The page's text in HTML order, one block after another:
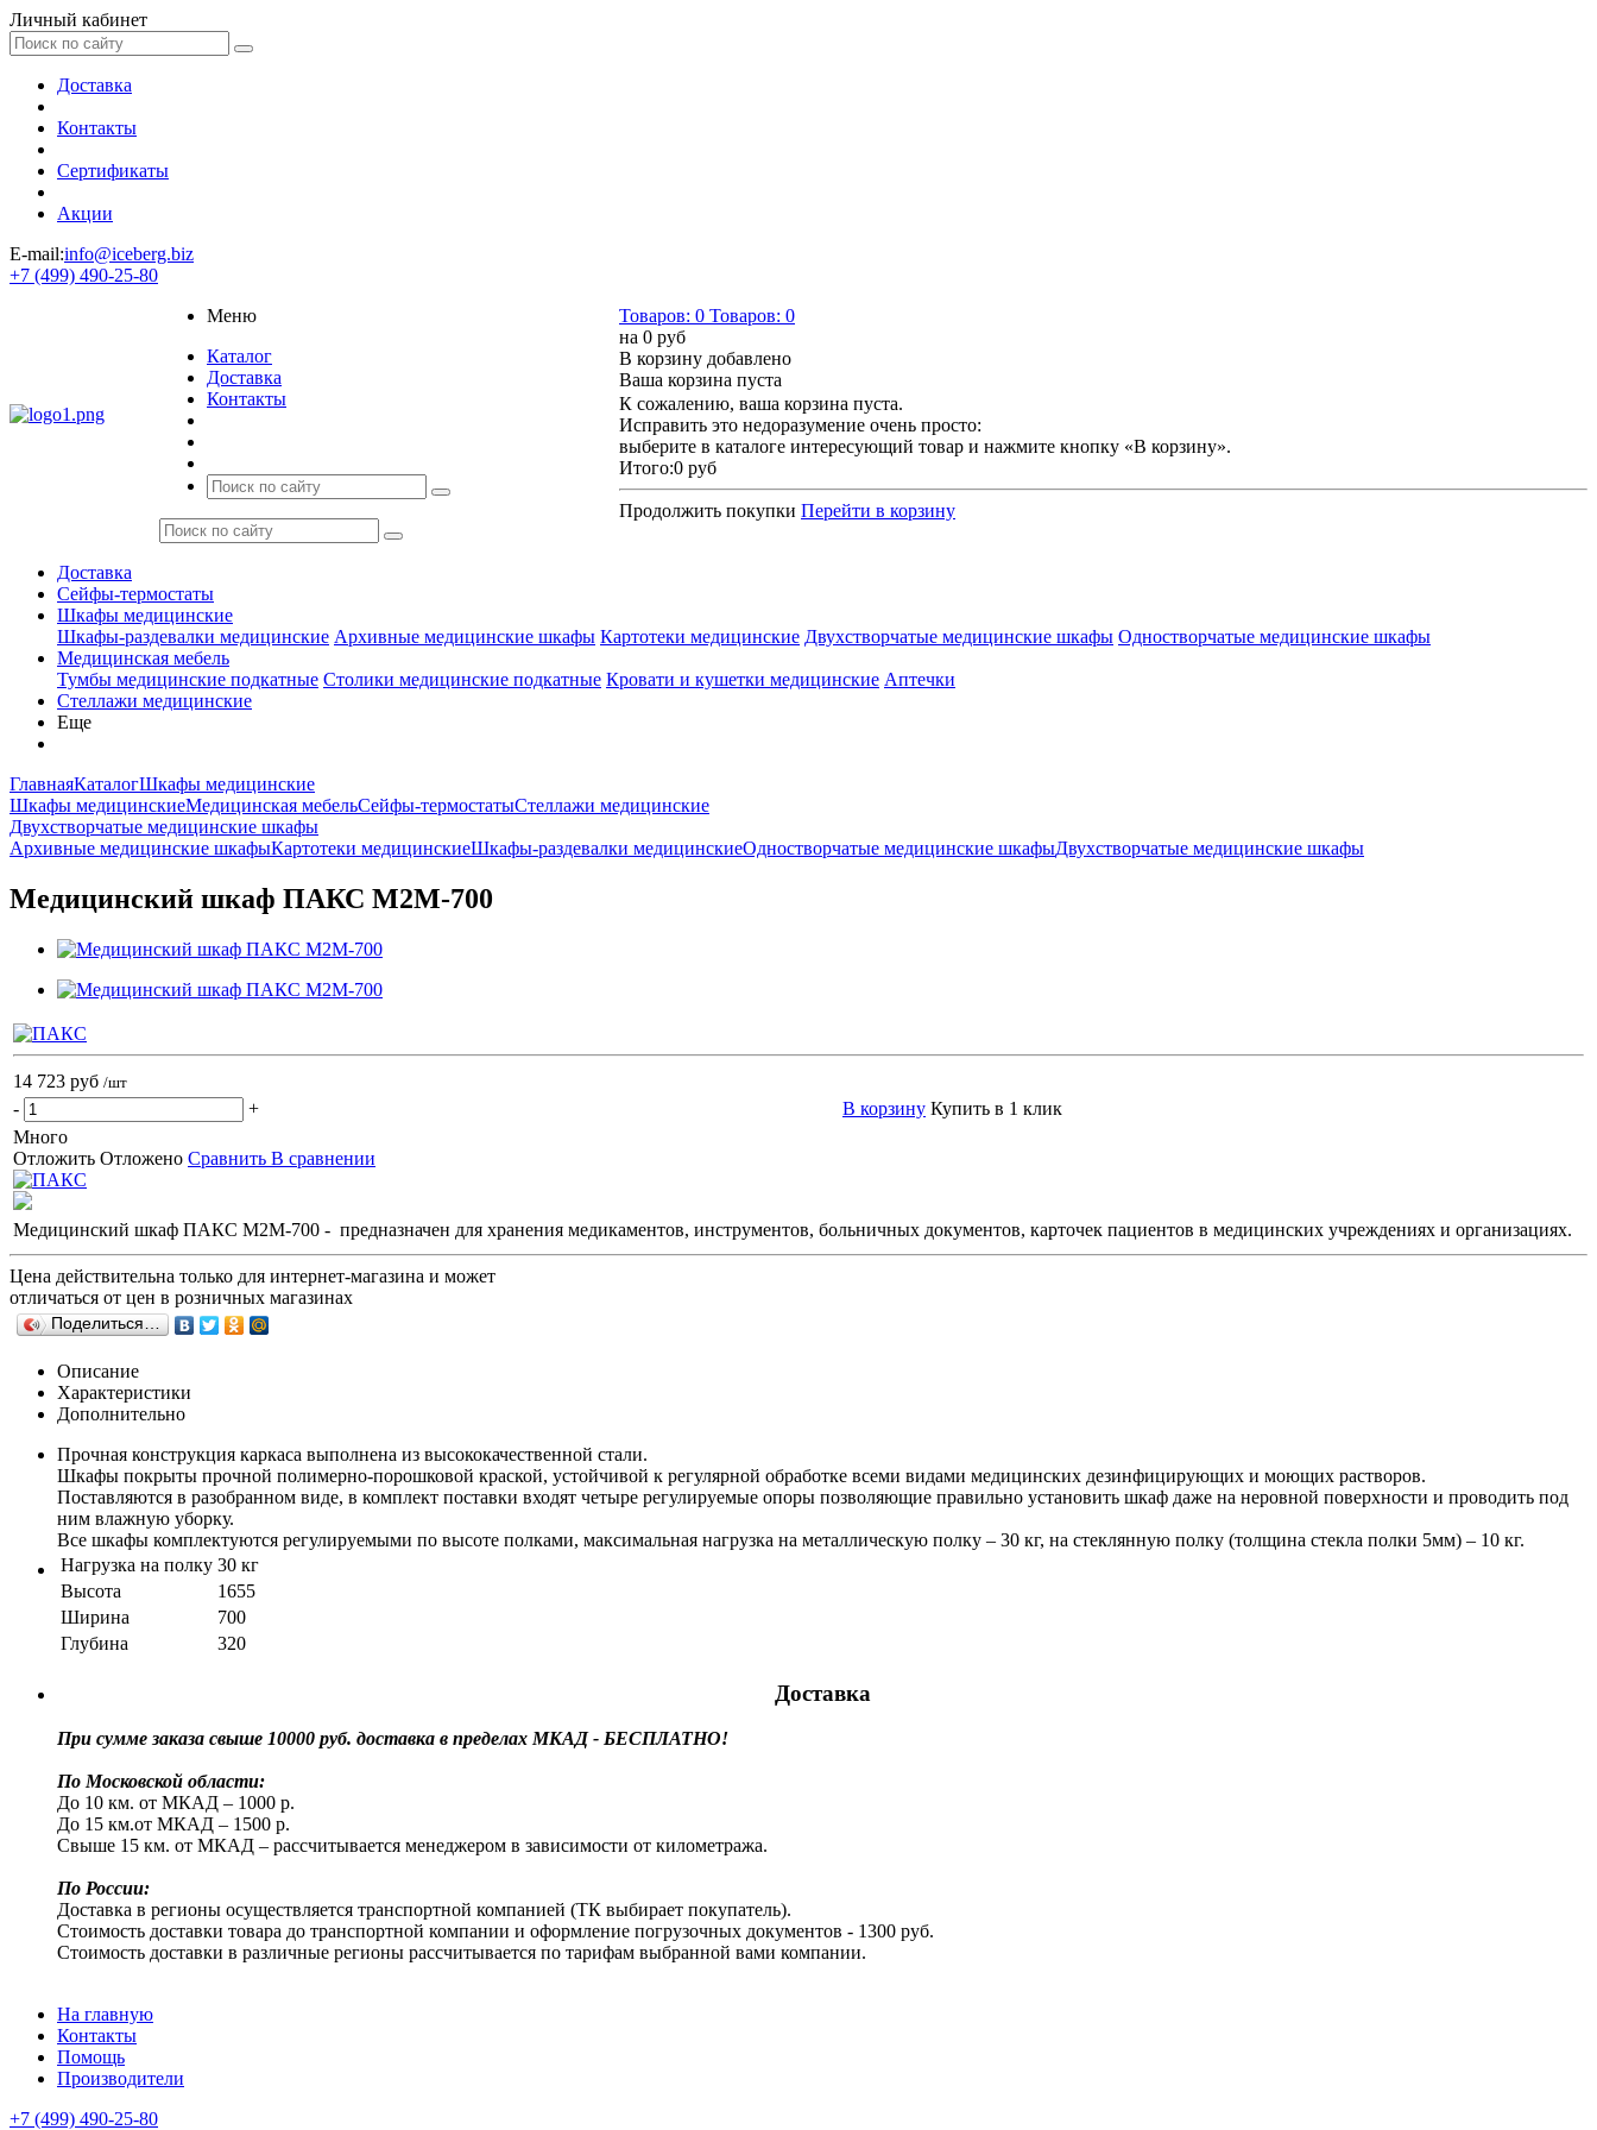
Личный кабинет
Доставка
Контакты
Сертификаты
Акции
E-mail:info@iceberg.biz
+7 (499) 490-25-80
Меню
Каталог
Доставка
Контакты
Товаров: 0 Товаров: 0
на 0 руб
В корзину добавлено
Ваша корзина пуста
К сожалению, ваша корзина пуста.
Исправить это недоразумение очень просто:
выберите в каталоге интересующий товар и нажмите кнопку «В корзину».
Итого:0 руб
Продолжить покупки Перейти в корзину
Доставка
Сейфы-термостаты
Шкафы медицинские
Шкафы-раздевалки медицинские Архивные медицинские шкафы Картотеки медицинские Двухстворчатые медицинские шкафы Одностворчатые медицинские шкафы
Медицинская мебель
Тумбы медицинские подкатные Столики медицинские подкатные Кровати и кушетки медицинские Аптечки
Стеллажи медицинские
Еще
ГлавнаяКаталогШкафы медицинские
Шкафы медицинскиеМедицинская мебельСейфы-термостатыСтеллажи медицинские
Двухстворчатые медицинские шкафы
Архивные медицинские шкафыКартотеки медицинскиеШкафы-раздевалки медицинскиеОдностворчатые медицинские шкафыДвухстворчатые медицинские шкафы
Медицинский шкаф ПАКС М2М-700
14 723 руб /шт
- + В корзину Купить в 1 клик
Много
Отложить Отложено Сравнить В сравнении
Медицинский шкаф ПАКС М2М-700 - предназначен для хранения медикаментов, инструментов, больничных документов, карточек пациентов в медицинских учреждениях и организациях.
Цена действительна только для интернет-магазина и может
отличаться от цен в розничных магазинах
Поделиться…
Описание
Характеристики
Дополнительно
Прочная конструкция каркаса выполнена из высококачественной стали.
Шкафы покрыты прочной полимерно-порошковой краской, устойчивой к регулярной обработке всеми видами медицинских дезинфицирующих и моющих растворов.
Поставляются в разобранном виде, в комплект поставки входят четыре регулируемые опоры позволяющие правильно установить шкаф даже на неровной поверхности и проводить под
ним влажную уборку.
Все шкафы комплектуются регулируемыми по высоте полками, максимальная нагрузка на металлическую полку – 30 кг, на стеклянную полку (толщина стекла полки 5мм) – 10 кг.
Нагрузка на полку 30 кг
Высота
1655
Ширина
700
Глубина
320
Доставка
При сумме заказа свыше 10000 руб. доставка в пределах МКАД - БЕСПЛАТНО!
По Московской области:
До 10 км. от МКАД – 1000 р.
До 15 км.от МКАД – 1500 р.
Свыше 15 км. от МКАД – рассчитывается менеджером в зависимости от километража.
По России:
Доставка в регионы осуществляется транспортной компанией (ТК выбирает покупатель).
Стоимость доставки товара до транспортной компании и оформление погрузочных документов - 1300 руб.
Стоимость доставки в различные регионы рассчитывается по тарифам выбранной вами компании.
На главную
Контакты
Помощь
Производители
+7 (499) 490-25-80